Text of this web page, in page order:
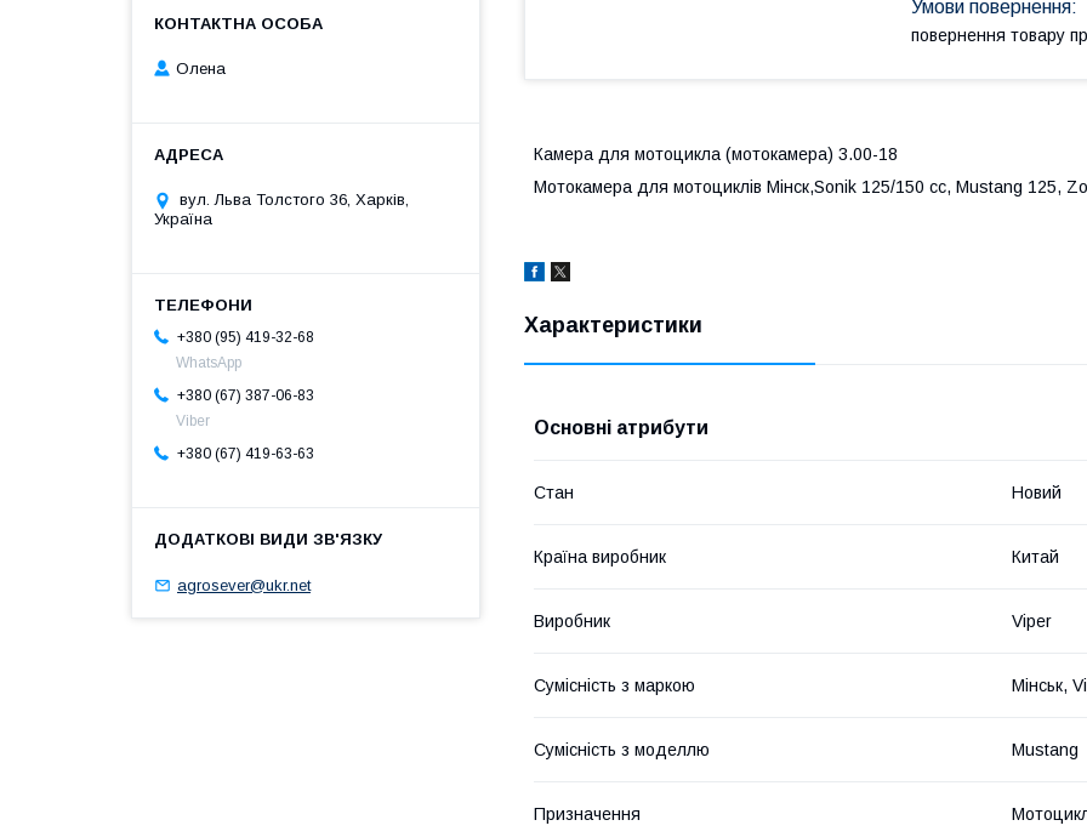
повернення товару
Камера для мотоцикла (мотокамера) 3.00-18
Мотокамера для мотоциклів Мінск,Sonik 125/150 cc, Mustang 125,
Характеристики
Основні атрибути
Стан Новий
Країна виробник Китай
Виробник Viper
Сумісність з маркою Мінськ,
Сумісність з моделлю Mustang
Призначення
Олена
вул. Льва Толстого 36, Харків,
Україна
+380 (95) 419-32-68
WhatsApp
+380 (67) 387-06-83
Viber
+380 (67) 419-63-63
agrosever@ukr.net